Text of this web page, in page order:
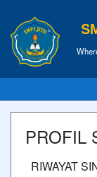
PROFIL
RIWAYAT